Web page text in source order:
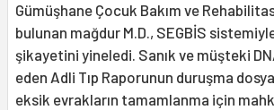
Gümüşhane Çocuk Bakım ve
bulunan mağdur M.D., SEGBİS
şikayetini yineledi. Sanık ve müşteki
eden Adli Tıp Raporunun duruşma
eksik evrakların tamamlanma için